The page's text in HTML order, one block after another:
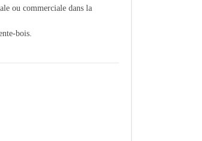
ou commerciale dans la
bois.